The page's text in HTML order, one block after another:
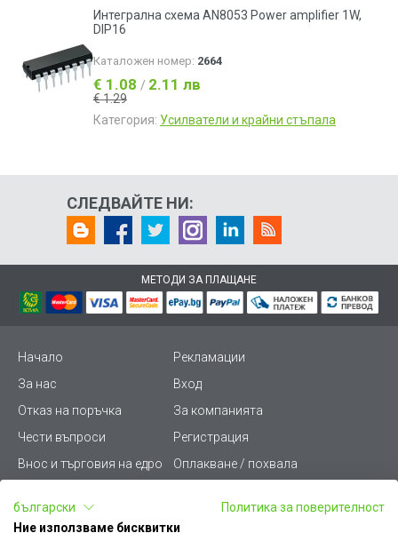
Интегрална схема AN8053 Power amplifier 1W,
DIP16
Каталожен номер: 2664
€ 1.08 / 2.11 лв
€ 1.29
Категория: Усилватели и крайни стъпала
СЛЕДВАЙТЕ НИ:
МЕТОДИ ЗА ПЛАЩАНЕ
Начало
Рекламации
За нас
Вход
Отказ на поръчка
За компанията
Чести въпроси
Регистрация
Внос и търговия на едро
Оплакване / похвала
Условия за ползване
български
Политика за поверителност
Ние използваме бисквитки